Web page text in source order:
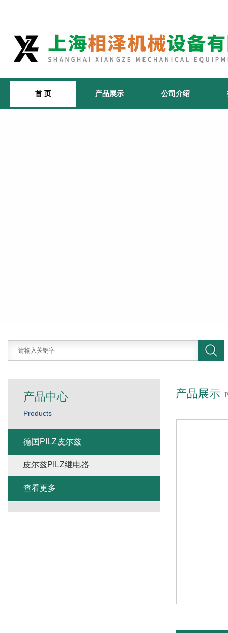
首 页 产品展示 公司介绍
产品展示
产品中心
Products
德国PILZ皮尔兹
皮尔兹PILZ继电器
查看更多